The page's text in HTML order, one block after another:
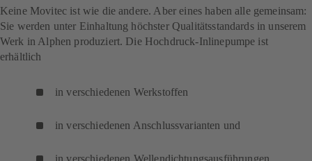
Keine Movitec ist wie die andere. Aber eines haben alle gemeinsam:
Sie werden unter Einhaltung höchster Qualitätsstandards in unserem
Werk in Alphen produziert. Die Hochdruck-Inlinepumpe ist
erhältlich
in verschiedenen Werkstoffen
in verschiedenen Anschlussvarianten und
in verschiedenen Wellendichtungsausführungen